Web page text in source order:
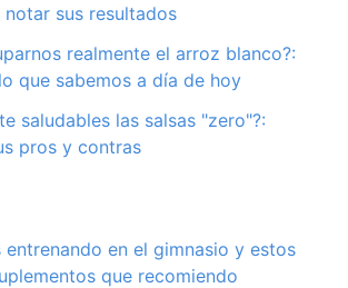
sus resultados
realmente el arroz blanco?:
que sabemos a día de hoy
saludables las salsas "zero"?:
pros y contras
entrenando en el gimnasio y estos
que recomiendo